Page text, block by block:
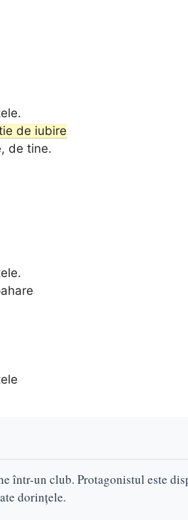
de iubire
de tine.
într-un club. Protagonistul este
dorințele.